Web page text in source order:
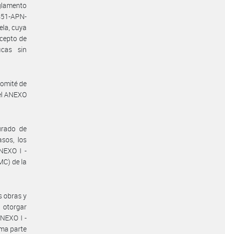
APN-
cuya
de
sin
de
ANEXO
de
los
I -
de la
obras y
otorgar
I -
parte